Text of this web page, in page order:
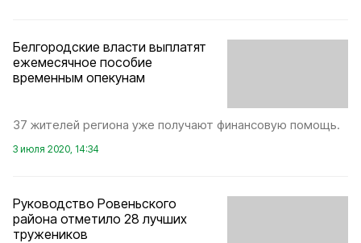
Белгородские власти выплатят
ежемесячное пособие
временным опекунам
37 жителей региона уже получают финансовую помощь.
3 июля 2020, 14:34
Руководство Ровеньского
района отметило 28 лучших
тружеников